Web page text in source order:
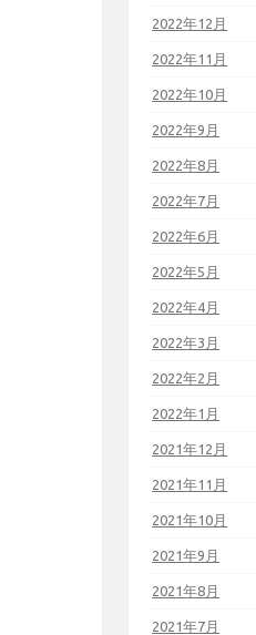
2022年12月
2022年11月
2022年10月
2022年9月
2022年8月
2022年7月
2022年6月
2022年5月
2022年4月
2022年3月
2022年2月
2022年1月
2021年12月
2021年11月
2021年10月
2021年9月
2021年8月
2021年7月